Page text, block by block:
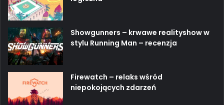
Showgunners – krwawe realityshow w
stylu Running Man – recenzja
Firewatch – relaks wśród
niepokojących zdarzeń